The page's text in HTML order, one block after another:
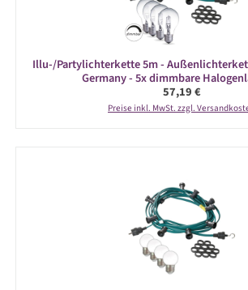
Illu-/Partylichterkette 5m -
Germany - 5x dimmbare
Regulärer Preis:
57,19 €
Preise inkl. MwSt. zzgl.